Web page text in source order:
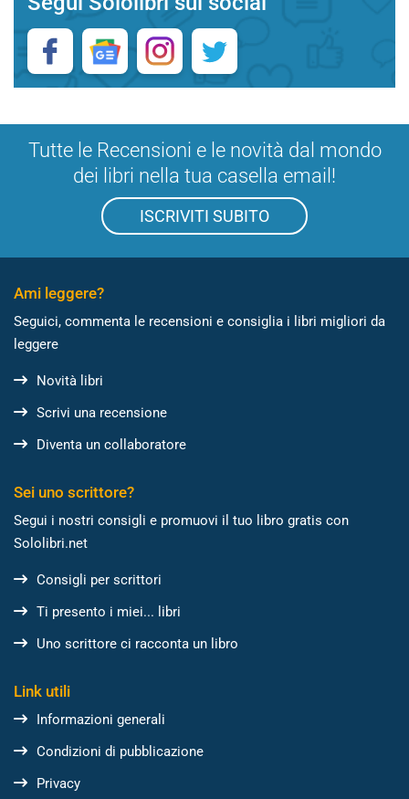
Tutte le Recensioni e le novità dal mondo
dei libri nella tua casella email!
ISCRIVITI SUBITO
Ami leggere?
Seguici, commenta le recensioni e consiglia i libri migliori da
leggere
Novità libri
Scrivi una recensione
Diventa un collaboratore
Sei uno scrittore?
Segui i nostri consigli e promuovi il tuo libro gratis con
Sololibri.net
Consigli per scrittori
Ti presento i miei... libri
Uno scrittore ci racconta un libro
Link utili
Informazioni generali
Condizioni di pubblicazione
Privacy